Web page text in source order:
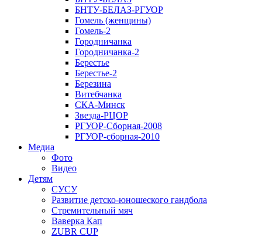
БНТУ-БЕЛАЗ-РГУОР
Гомель (женщины)
Гомель-2
Городничанка
Городничанка-2
Берестье
Берестье-2
Березина
Витебчанка
СКА-Минск
Звезда-РЦОР
РГУОР-Сборная-2008
РГУОР-сборная-2010
Медиа
Фото
Видео
Детям
СУСУ
Развитие детско-юношеского гандбола
Стремительный мяч
Ваверка Кап
ZUBR CUP